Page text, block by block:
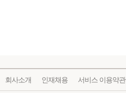
회사소개 인재채용 서비스 이용약관